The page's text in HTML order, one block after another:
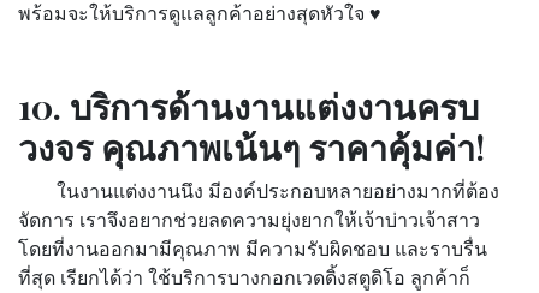
พร้อมจะให้บริการดูแลลูกค้าอย่างสุดหัวใจ ♥
10. บริการด้านงานแต่งงานครบ
วงจร คุณภาพเน้นๆ ราคาคุ้มค่า!
ในงานแต่งงานนึง มีองค์ประกอบหลายอย่างมากที่ต้อง
จัดการ เราจึงอยากช่วยลดความยุ่งยากให้เจ้าบ่าวเจ้าสาว
โดยที่งานออกมามีคุณภาพ มีความรับผิดชอบ และราบรื่น
ที่สุด เรียกได้ว่า ใช้บริการบางกอกเวดดิ้งสตูดิโอ ลูกค้าก็